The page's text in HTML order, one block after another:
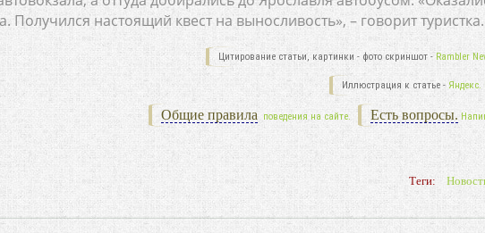
Получился настоящий квест на выносливость», – говорит туристка.
Цитирование статьи, картинки - фото скриншот - Rambler
Иллюстрация к статье - Яндекс.
Есть вопросы.
Общие правила поведения на сайте.
Теги: